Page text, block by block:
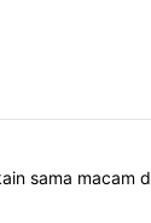
sama macam